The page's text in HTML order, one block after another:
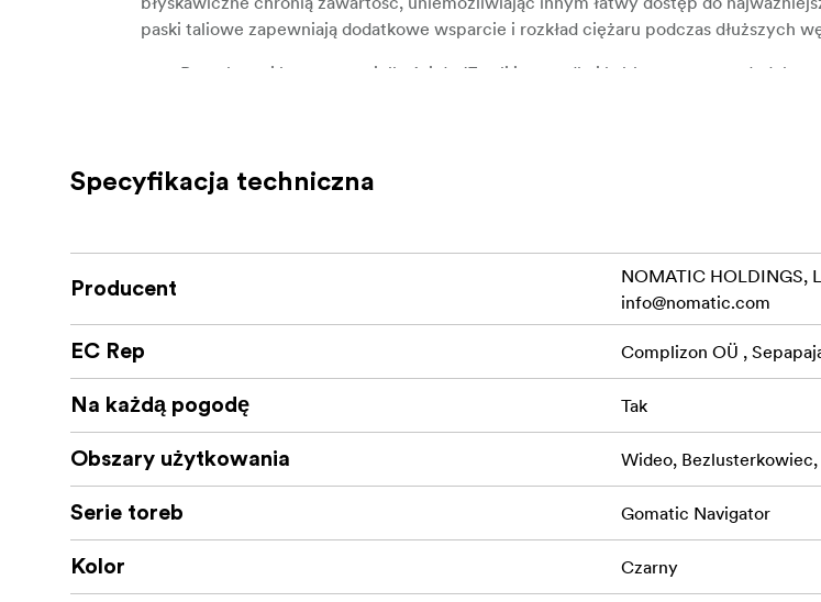
paski taliowe zapewniają dodatkowe wsparcie i rozkład ciężaru podczas dłuższych
Przechowuj laptopy o wielkości do 17 cali i porządkuj kable za pomocą
boku
Oddychający panel tylny
Łatwo dostępna kieszeń
Chowane paski w talii
Zewnętrzne paski do noszenia
Specyfikacja techniczna
Producent
NOMATIC HOLDINGS,
info@nomatic.com
EC Rep Complizon OÜ ,
Na każdą pogodę Tak
Obszary użytkowania Wideo, Bezlusterkowiec,
Serie toreb Gomatic Navigator
Kolor Czarny